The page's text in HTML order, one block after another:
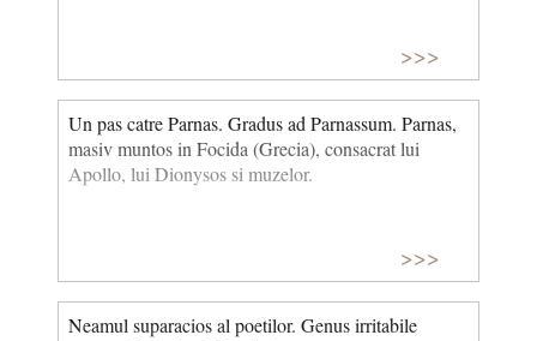
>>>
Un pas catre Parnas. Gradus ad Parnassum. Parnas,
masiv muntos in Focida (Grecia), consacrat lui
Apollo, lui Dionysos si muzelor.
>>>
Neamul suparacios al poetilor. Genus irritabile